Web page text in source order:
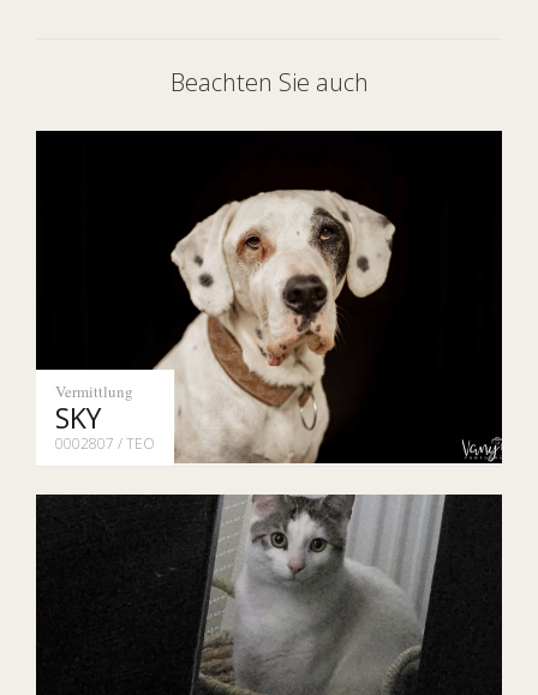
Beachten Sie auch
Vermittlung
SKY
0002807 / TEO